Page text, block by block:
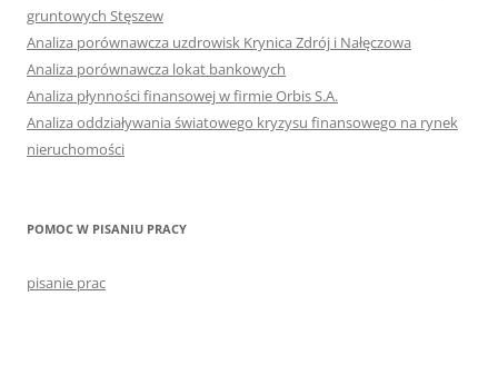
gruntowych Stęszew
Analiza porównawcza uzdrowisk Krynica Zdrój i Nałęczowa
Analiza porównawcza lokat bankowych
Analiza płynności finansowej w firmie Orbis S.A.
Analiza oddziaływania światowego kryzysu finansowego na rynek
nieruchomości
POMOC W PISANIU PRACY
pisanie prac